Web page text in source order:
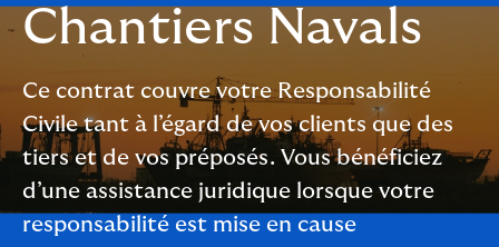
Chantiers Navals
Ce contrat couvre votre Responsabilité
Civile tant à l’égard de vos clients que des
tiers et de vos préposés. Vous bénéficiez
d’une assistance juridique lorsque votre
responsabilité est mise en cause